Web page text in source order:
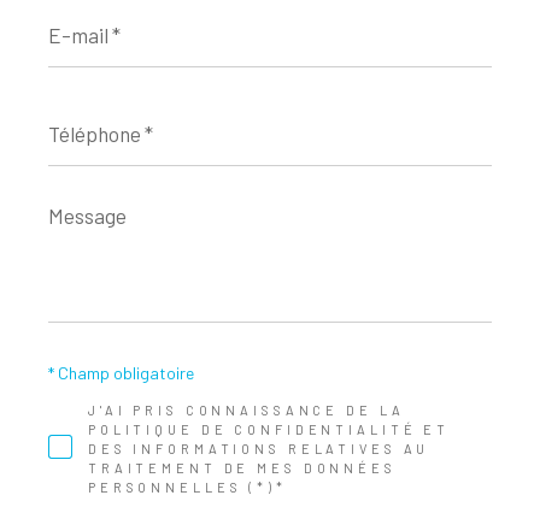
mail
*
*
Message
*
J'AI PRIS CONNAISSANCE DE LA
POLITIQUE DE CONFIDENTIALITÉ ET
DES INFORMATIONS RELATIVES AU
TRAITEMENT DE MES DONNÉES
PERSONNELLES (*)*
* Champ obligatoire